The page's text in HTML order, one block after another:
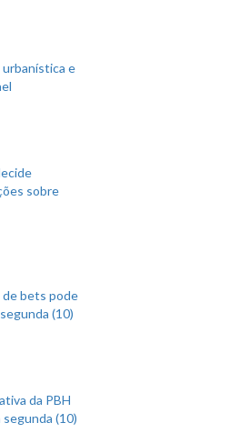
e
sobre
de bets pode
(10)
da PBH
(10)